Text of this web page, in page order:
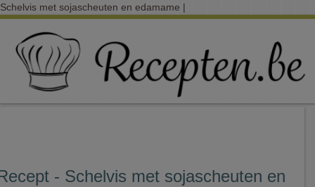
Schelvis met sojascheuten en edamame |
- Schelvis met sojascheuten en